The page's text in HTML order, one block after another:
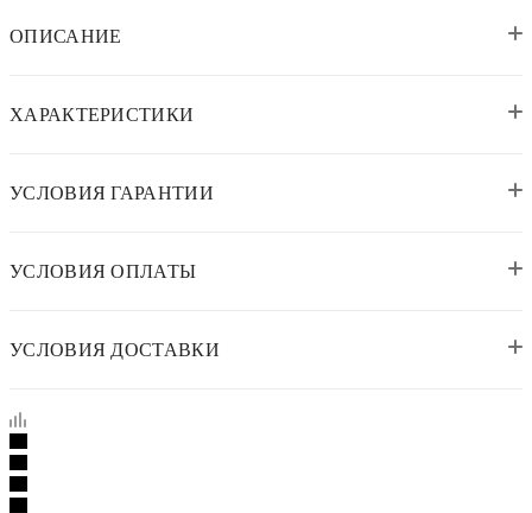
ОПИСАНИЕ
ХАРАКТЕРИСТИКИ
УСЛОВИЯ ГАРАНТИИ
УСЛОВИЯ ОПЛАТЫ
УСЛОВИЯ ДОСТАВКИ